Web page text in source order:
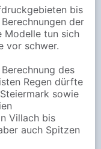
bis
der
Modelle tun sich
vor schwer.
des
Regen dürfte
sowie
Villach bis
auch Spitzen